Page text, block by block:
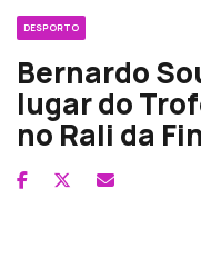
DESPORTO
Bernardo
lugar do
no Rali da